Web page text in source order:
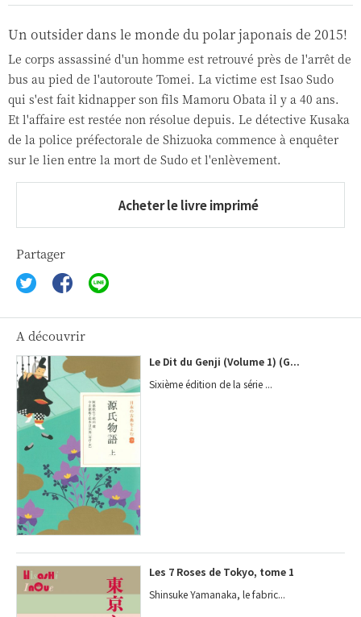
Un outsider dans le monde du polar japonais de 2015!
Le corps assassiné d'un homme est retrouvé près de l'arrêt de
bus au pied de l'autoroute Tomei. La victime est Isao Sudo
qui s'est fait kidnapper son fils Mamoru Obata il y a 40 ans.
Et l'affaire est restée non résolue depuis. Le détective Kusaka
de la police préfectorale de Shizuoka commence à enquêter
sur le lien entre la mort de Sudo et l'enlèvement.
Acheter le livre imprimé
Partager
A découvrir
Le Dit du Genji (Volume 1) (G...
Sixième édition de la série ...
Les 7 Roses de Tokyo, tome 1
Shinsuke Yamanaka, le fabric...